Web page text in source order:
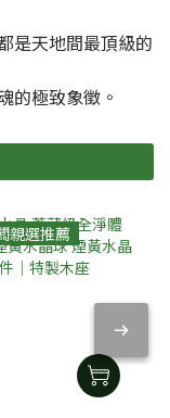
是天地間最頂級的
的極致象徵。
親選推薦